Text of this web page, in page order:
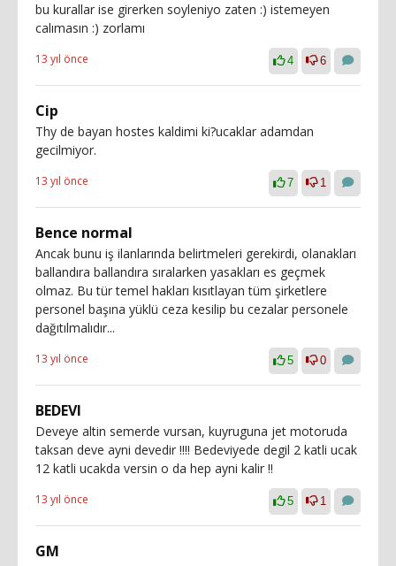
bu kurallar ise girerken soyleniyo zaten :) istemeyen
calımasın :) zorlamı
13 yıl önce 4 6
Cip
Thy de bayan hostes kaldimi ki?ucaklar adamdan
gecilmiyor.
13 yıl önce 7 1
Bence normal
Ancak bunu iş ilanlarında belirtmeleri gerekirdi, olanakları
ballandıra ballandıra sıralarken yasakları es geçmek
olmaz. Bu tür temel hakları kısıtlayan tüm şirketlere
personel başına yüklü ceza kesilip bu cezalar personele
dağıtılmalıdır...
13 yıl önce 5 0
BEDEVI
Deveye altin semerde vursan, kuyruguna jet motoruda
taksan deve ayni devedir !!!! Bedeviyede degil 2 katli ucak
12 katli ucakda versin o da hep ayni kalir !!
13 yıl önce 5 1
GM